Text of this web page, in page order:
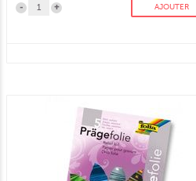
+
- AJOUTER